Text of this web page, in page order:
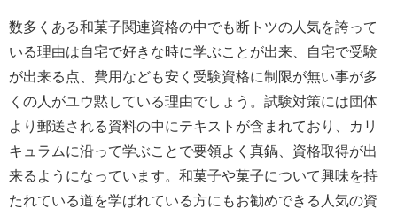
数多くある和菓子関連資格の中でも断トツの人気を誇って
いる理由は自宅で好きな時に学ぶことが出来、自宅で受験
が出来る点、費用なども安く受験資格に制限が無い事が多
くの人がユウ黙している理由でしょう。試験対策には団体
より郵送される資料の中にテキストが含まれており、カリ
キュラムに沿って学ぶことで要領よく真鍋、資格取得が出
来るようになっています。和菓子や菓子について興味を持
たれている道を学ばれている方にもお勧めできる人気の資